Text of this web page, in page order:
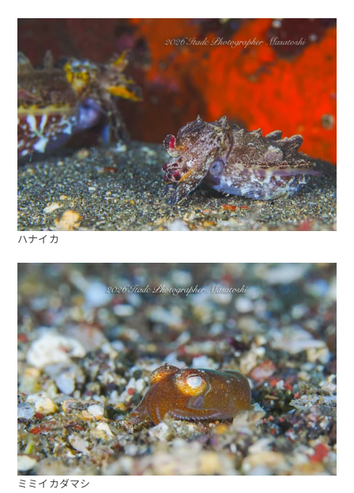
ハナイカ
ミミイカダマシ
海況をチェック 海日記を見る